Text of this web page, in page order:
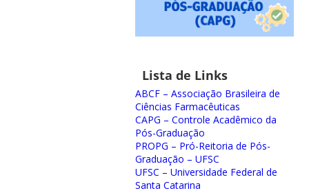
Lista de Links
ABCF – Associação Brasileira de
Ciências Farmacêuticas
CAPG – Controle Acadêmico da
Pós-Graduação
PROPG – Pró-Reitoria de Pós-
Graduação – UFSC
UFSC – Universidade Federal de
Santa Catarina